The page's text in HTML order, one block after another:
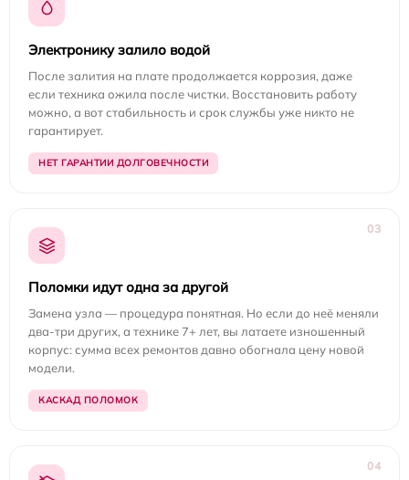
Электронику залило водой
После залития на плате продолжается коррозия, даже
если техника ожила после чистки. Восстановить работу
можно, а вот стабильность и срок службы уже никто не
гарантирует.
НЕТ ГАРАНТИИ ДОЛГОВЕЧНОСТИ
03
Поломки идут одна за другой
Замена узла — процедура понятная. Но если до неё меняли
два-три других, а технике 7+ лет, вы латаете изношенный
корпус: сумма всех ремонтов давно обогнала цену новой
модели.
КАСКАД ПОЛОМОК
04